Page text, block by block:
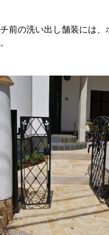
前の洗い出し舗装には